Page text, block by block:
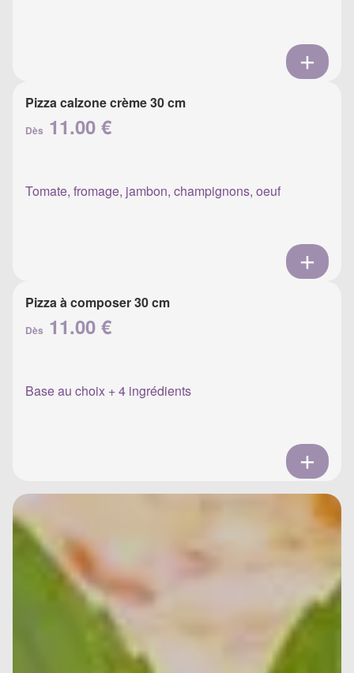
Pizza calzone crème 30 cm
Dès 11.00 €
Tomate, fromage, jambon, champignons, oeuf
Pizza à composer 30 cm
Dès 11.00 €
Base au choix + 4 ingrédients